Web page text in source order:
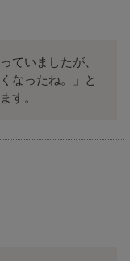
ていましたが、
なったね。」と
す。